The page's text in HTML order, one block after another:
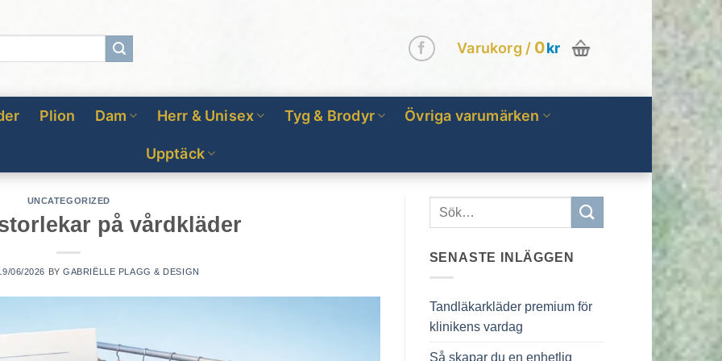
Varukorg / 0kr
Plion Dam Herr & Unisex Tyg & Brodyr Övriga varumärken
Upptäck
UNCATEGORIZED
på vårdkläder
06/2026 BYGABRIËLLE PLAGG & DESIGN
SENASTE INLÄGGEN
Tandläkarkläder premium för
klinikens vardag
Så skapar du en enhetlig